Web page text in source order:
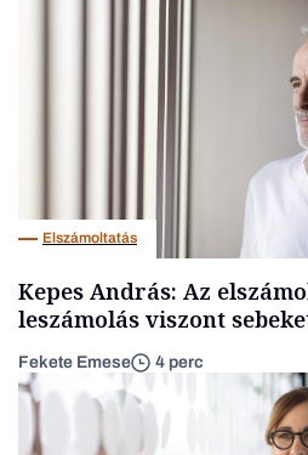
Elszámoltatás
Kepes András: Az
leszámolás viszont
Fekete Emese 4 perc